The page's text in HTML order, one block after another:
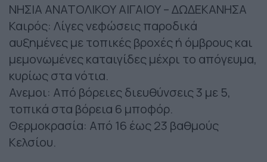
ΝΗΣΙΑ ΑΝΑΤΟΛΙΚΟΥ ΑΙΓΑΙΟΥ – ΔΩΔΕΚΑΝΗΣΑ
Καιρός: Λίγες νεφώσεις παροδικά
αυξημένες με τοπικές βροχές ή όμβρους και
μεμονωμένες καταιγίδες μέχρι το απόγευμα,
κυρίως στα νότια.
Ανεμοι: Από βόρειες διευθύνσεις 3 με 5,
τοπικά στα βόρεια 6 μποφόρ.
Θερμοκρασία: Από 16 έως 23 βαθμούς
Κελσίου.